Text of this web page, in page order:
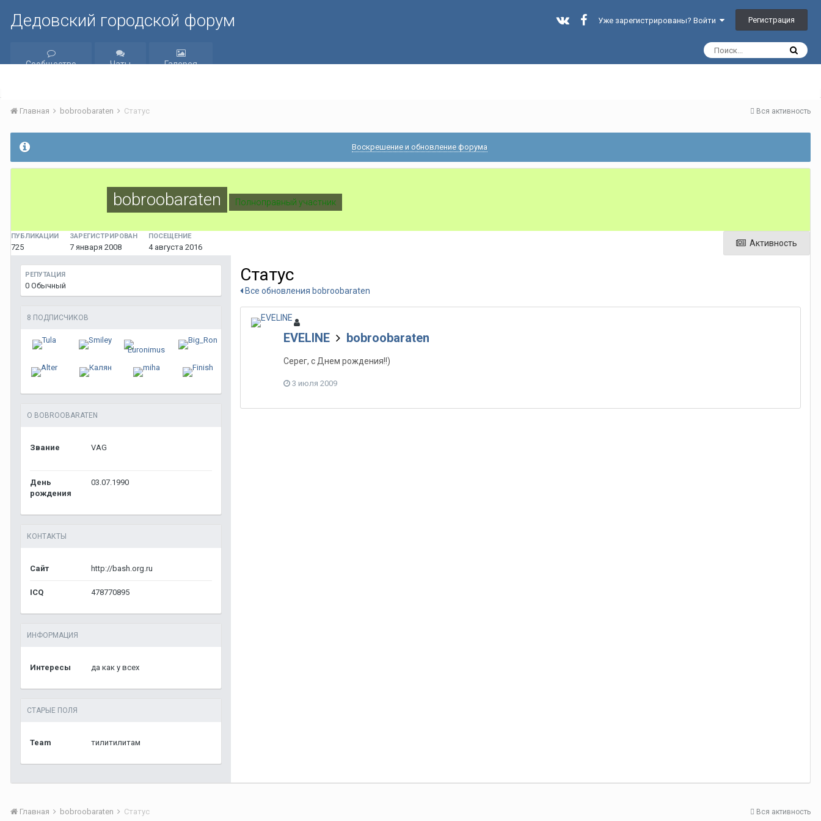
Дедовский городской форум Уже зарегистрированы? Войти Регистрация
Сообщество Чаты Галерея
Вся активность
Главная bobroobaraten Статус
Воскрешение и обновление форума
bobroobaraten Полноправный участник
Активность
ПУБЛИКАЦИИ
725
ЗАРЕГИСТРИРОВАН
7 января 2008
ПОСЕЩЕНИЕ
4 августа 2016
РЕПУТАЦИЯ
0 Обычный
8 ПОДПИСЧИКОВ
О BOBROOBARATEN
Звание VAG
День
рождения
03.07.1990
КОНТАКТЫ
Сайт http://bash.org.ru
ICQ 478770895
ИНФОРМАЦИЯ
Интересы да как у всех
СТАРЫЕ ПОЛЯ
Team тилитилитам
Статус
Все обновления bobroobaraten
EVELINE bobroobaraten
Серег, с Днем рождения!!)
3 июля 2009
Вся активность
Главная bobroobaraten Статус